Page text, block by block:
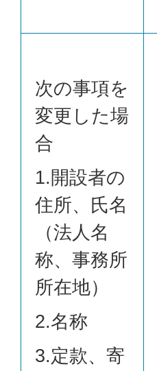
次の事項を
変更した場
合
1.開設者の
住所、氏名
（法人名
称、事務所
所在地）
2.名称
3.定款、寄